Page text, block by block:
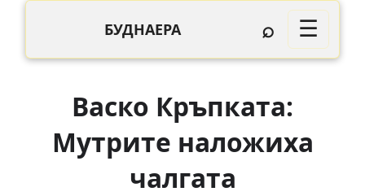
БУДНАЕРА ⌕ ☰
Васко Кръпката:
Мутрите наложиха
чалгата